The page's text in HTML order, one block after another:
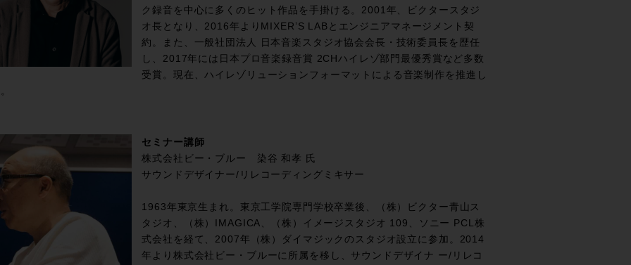
ク録音を中心に多くのヒット作品を手掛ける。2001年、ビクタースタジ
オ長となり、2016年よりMIXER’S LABとエンジニアマネージメント契
約。また、一般社団法人 日本音楽スタジオ協会会長・技術委員長を歴任
し、2017年には日本プロ音楽録音賞 2CHハイレゾ部門最優秀賞など多数
受賞。現在、ハイレゾリューションフォーマットによる音楽制作を推進し
セミナー講師
株式会社ビー・ブルー 染谷 和孝 氏
サウンドデザイナー/リレコーディングミキサー
1963年東京生まれ。東京工学院専門学校卒業後、（株）ビクター青山ス
タジオ、（株）IMAGICA、（株）イメージスタジオ 109、ソニー PCL株
式会社を経て、2007年（株）ダイマジックのスタジオ設立に参加。2014
年より株式会社ビー・ブルーに所属を移し、サウンドデザイナ ー/リレコ